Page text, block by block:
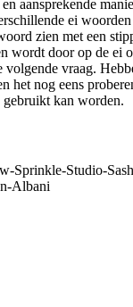
aansprekende
ei
zien met een
wordt door op de
vraag.
het nog eens
gebruikt kan worden.
Sprinkle-Studio-
Albani